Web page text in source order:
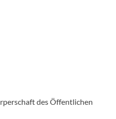
des Öffentlichen